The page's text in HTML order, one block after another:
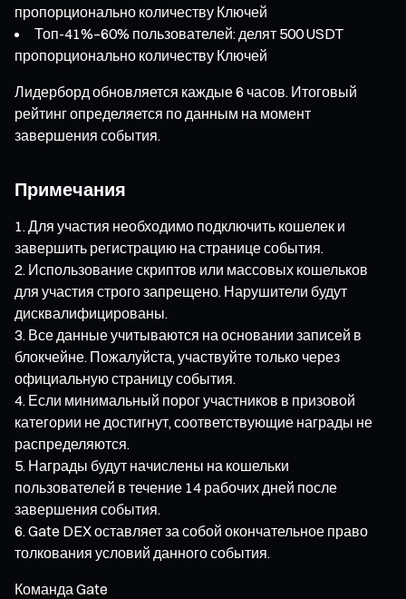
пропорционально количеству Ключей
Топ-41%–60% пользователей: делят 500 USDT
пропорционально количеству Ключей
Лидерборд обновляется каждые 6 часов. Итоговый
рейтинг определяется по данным на момент
завершения события.
Примечания
Для участия необходимо подключить кошелек и
завершить регистрацию на странице события.
Использование скриптов или массовых кошельков
для участия строго запрещено. Нарушители будут
дисквалифицированы.
Все данные учитываются на основании записей в
блокчейне. Пожалуйста, участвуйте только через
официальную страницу события.
Если минимальный порог участников в призовой
категории не достигнут, соответствующие награды не
распределяются.
Награды будут начислены на кошельки
пользователей в течение 14 рабочих дней после
завершения события.
Gate DEX оставляет за собой окончательное право
толкования условий данного события.
Команда Gate